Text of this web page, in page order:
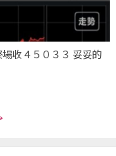
收４５０３３ 妥妥的